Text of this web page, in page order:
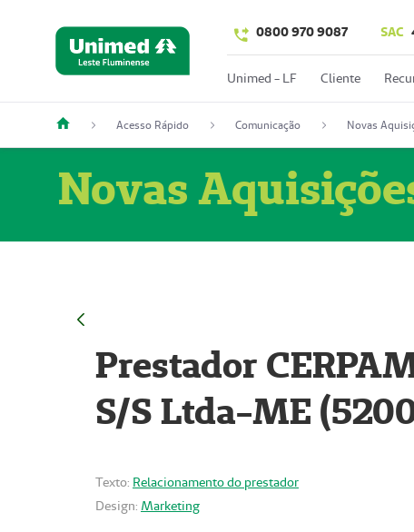
0800 970 9087 SAC
Unimed - LF Cliente
Acesso Rápido Comunicação Novas
Novas
Prestador
S/S Ltda-ME
Texto: Relacionamento do prestador
Design: Marketing